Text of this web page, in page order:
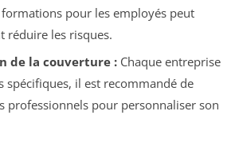
pour les employés peut
réduire les risques.
de la couverture :Chaque entreprise
spécifiques, il est recommandé de
professionnels pour personnaliser son